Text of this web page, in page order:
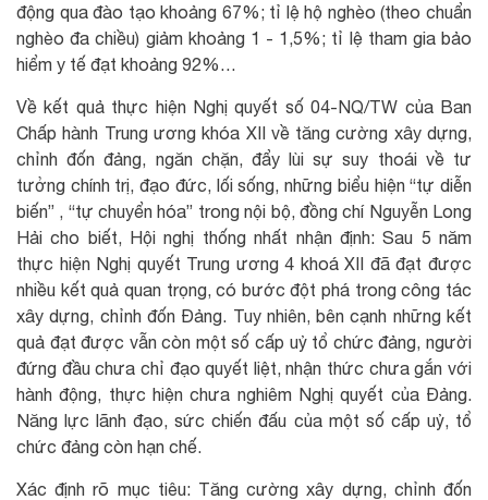
động qua đào tạo khoảng 67%; tỉ lệ hộ nghèo (theo chuẩn
nghèo đa chiều) giảm khoảng 1 - 1,5%; tỉ lệ tham gia bảo
hiểm y tế đạt khoảng 92%…
Về kết quả thực hiện Nghị quyết số 04-NQ/TW của Ban
Chấp hành Trung ương khóa XII về tăng cường xây dựng,
chỉnh đốn đảng, ngăn chặn, đẩy lùi sự suy thoái về tư
tưởng chính trị, đạo đức, lối sống, những biểu hiện “tự diễn
biến” , “tự chuyển hóa” trong nội bộ, đồng chí Nguyễn Long
Hải cho biết, Hội nghị thống nhất nhận định: Sau 5 năm
thực hiện Nghị quyết Trung ương 4 khoá XII đã đạt được
nhiều kết quả quan trọng, có bước đột phá trong công tác
xây dựng, chỉnh đốn Đảng. Tuy nhiên, bên cạnh những kết
quả đạt được vẫn còn một số cấp uỷ tổ chức đảng, người
đứng đầu chưa chỉ đạo quyết liệt, nhận thức chưa gắn với
hành động, thực hiện chưa nghiêm Nghị quyết của Đảng.
Năng lực lãnh đạo, sức chiến đấu của một số cấp uỷ, tổ
chức đảng còn hạn chế.
Xác định rõ mục tiêu: Tăng cường xây dựng, chỉnh đốn